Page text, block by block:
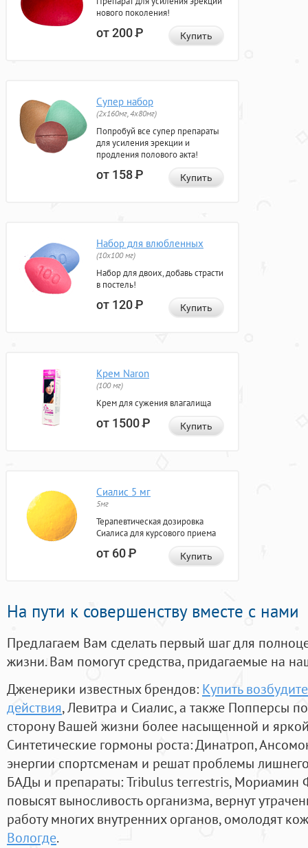
нового поколения!
от 200Р Купить
Супер набор
(2х160мг, 4х80мг)
Попробуй все супер препараты
для усиления эрекции и
продления полового акта!
от 158Р Купить
Набор для влюбленных
(10х100 мг)
Набор для двоих, добавь страсти
в постель!
от 120Р Купить
Крем Naron
(100 мг)
Крем для сужения влагалища
от 1500Р Купить
Сиалис 5 мг
5мг
Терапевтическая дозировка
Сиалиса для курсового приема
от 60Р Купить
На пути к совершенству вместе с нами
Предлагаем Вам сделать первый шаг для
жизни. Вам помогут средства, придагаемые на
Дженерики известных брендов: Купить
действия, Левитра и Сиалис, а также Попперсы
сторону Вашей жизни более насыщенной и
Синтетические гормоны роста: Динатроп,
энергии спортсменам и решат проблемы
БАДы и препараты:Tribulus terrestris, Мориамин
повысят выносливость организма, вернут
работу многих внутренних органов, омолодят
Вологде.